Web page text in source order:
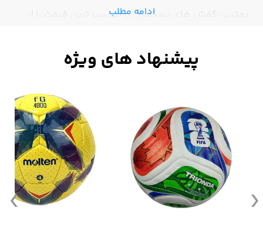
بهترین کفش های بسکتبال با مناسب ترین قیمت را از
ادامه مطلب